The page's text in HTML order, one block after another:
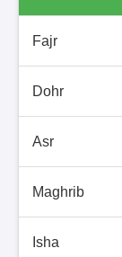
Fajr
Dohr
Asr
Maghrib
Isha